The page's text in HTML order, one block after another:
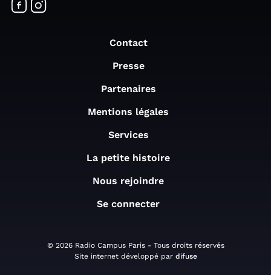
Contact
Presse
Partenaires
Mentions légales
Services
La petite histoire
Nous rejoindre
Se connecter
© 2026 Radio Campus Paris - Tous droits réservés
Site internet développé par difuse